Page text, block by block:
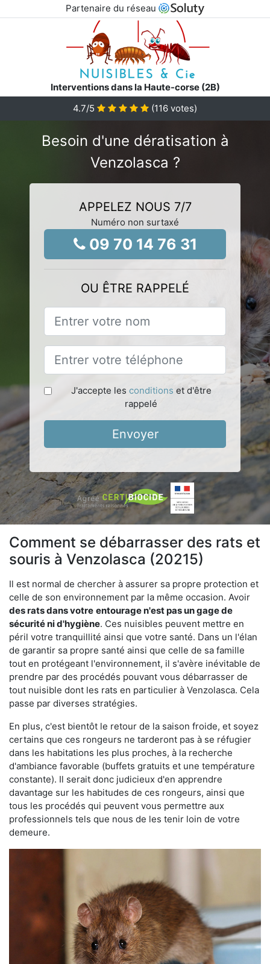
Partenaire du réseau
Interventions dans la Haute-corse (2B)
4.7/5 (116 votes)
Besoin d'une dératisation à
Venzolasca ?
APPELEZ NOUS 7/7
Numéro non surtaxé
09 70 14 76 31
OU ÊTRE RAPPELÉ
J'accepte les conditions et d'être
rappelé
Envoyer
Comment se débarrasser des rats et
souris à Venzolasca (20215)
Il est normal de chercher à assurer sa propre protection et
celle de son environnement par la même occasion. Avoir
des rats dans votre entourage n'est pas un gage de
sécurité ni d'hygiène. Ces nuisibles peuvent mettre en
péril votre tranquillité ainsi que votre santé. Dans un l'élan
de garantir sa propre santé ainsi que celle de sa famille
tout en protégeant l'environnement, il s'avère inévitable de
prendre par des procédés pouvant vous débarrasser de
tout nuisible dont les rats en particulier à Venzolasca. Cela
passe par diverses stratégies.
En plus, c'est bientôt le retour de la saison froide, et soyez
certains que ces rongeurs ne tarderont pas à se réfugier
dans les habitations les plus proches, à la recherche
d'ambiance favorable (buffets gratuits et une température
constante). Il serait donc judicieux d'en apprendre
davantage sur les habitudes de ces rongeurs, ainsi que
tous les procédés qui peuvent vous permettre aux
professionnels tels que nous de les tenir loin de votre
demeure.